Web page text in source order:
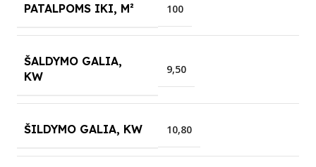
PATALPOMS IKI, M² 100
ŠALDYMO GALIA,
KW
9,50
ŠILDYMO GALIA, KW 10,80